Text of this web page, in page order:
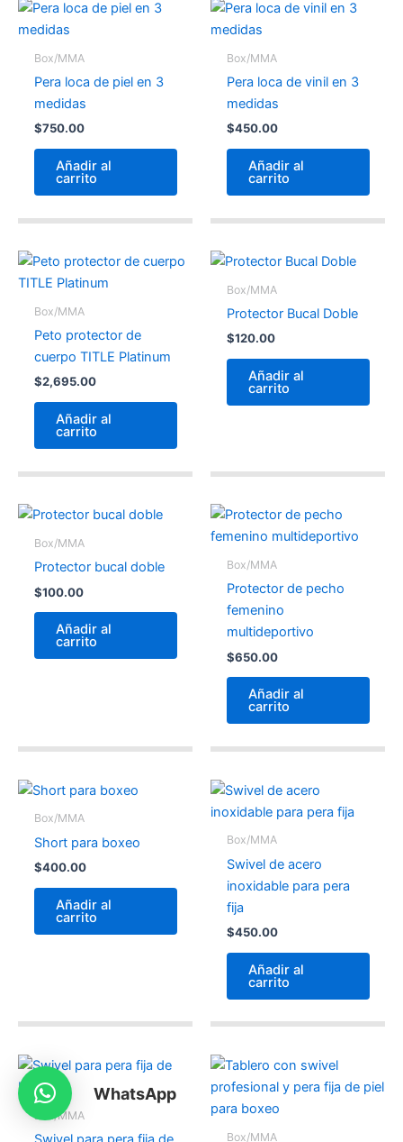
Box/MMA
Pera loca de piel en 3
medidas
$750.00
Añadir al
carrito
Box/MMA
Pera loca de vinil en 3
medidas
$450.00
Añadir al
carrito
Box/MMA
Peto protector de
cuerpo TITLE Platinum
$2,695.00
Añadir al
carrito
Box/MMA
Protector Bucal Doble
$120.00
Añadir al
carrito
Box/MMA
Protector bucal doble
$100.00
Añadir al
carrito
Box/MMA
Protector de pecho
femenino
multideportivo
$650.00
Añadir al
carrito
Box/MMA
Short para boxeo
$400.00
Añadir al
carrito
Box/MMA
Swivel de acero
inoxidable para pera
fija
$450.00
Añadir al
carrito
Box/MMA
Box/MMA
WhatsApp